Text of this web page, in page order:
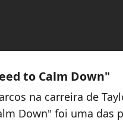
to Calm Down"
na carreira de
Down" foi uma das